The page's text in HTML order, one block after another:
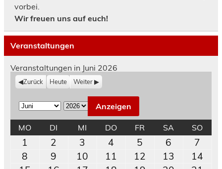
vorbei.
Wir freuen uns auf euch!
Veranstaltungen
Veranstaltungen in Juni 2026
Zurück Heute Weiter
M
o
n
a
J
a
h
MOMONTAG
DIDIENSTAG
MIMITTWOCH
DODONNERSTAG
FRFREITAG
SASAMSTAG
SO
1
2026
2
2026
3
Juni
2026
4
Juni
2026
5
Juni
2026
6
Juni
2026
7
Juni
8
Juni
9
Juni
10 11 12 13 14